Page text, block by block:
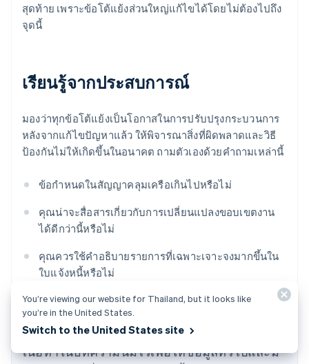
สุดท้าย เพราะข้อโต้แย้งส่วนใหญ่แก้ไขได้โดยไม่ต้องไปถึง
จุดนี้
เรียนรู้จากประสบการณ์
มองว่าทุกข้อโต้แย้งเป็นโอกาสในการปรับปรุงกระบวนการ
หลังจากแก้ไขปัญหาแล้ว ให้พิจารณาสิ่งที่ผิดพลาดและวิธี
ป้องกันไม่ให้เกิดขึ้นในอนาคต ถามตัวเองด้วยคำถามเหล่านี้
ข้อกำหนดในสัญญาคลุมเครือเกินไปหรือไม่
คุณน่าจะสื่อสารเกี่ยวกับการเปลี่ยนแปลงขอบเขตงาน
ได้ดีกว่านี้หรือไม่
คุณควรใช้คำอธิบายรายการที่เฉพาะเจาะจงมากขึ้นใน
ใบแจ้งหนี้หรือไม่
เนื้อหาในบทความนี้มีไว้เพื่อให้ข้อมูลทั่วไปและมี
กรีซ
English
English简体中文
แคนาดา
English Français
โครเอเชีย
English Italiano
简体中文English
You’re viewing our website for Thailand, but it looks like
you’re in the United States.
Switch to the United States site